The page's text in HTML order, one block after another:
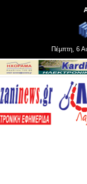
Πέμπτη, 6